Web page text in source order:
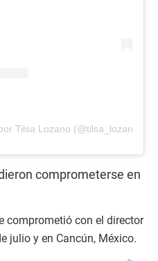
Tilsa Lozano (@tilsa_lozano)
comprometerse en
comprometió con el director
julio y en Cancún, México.